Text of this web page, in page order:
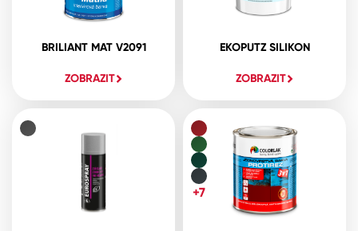
BRILIANT MAT V2091
ZOBRAZIT
EKOPUTZ SILIKON
ZOBRAZIT
+7